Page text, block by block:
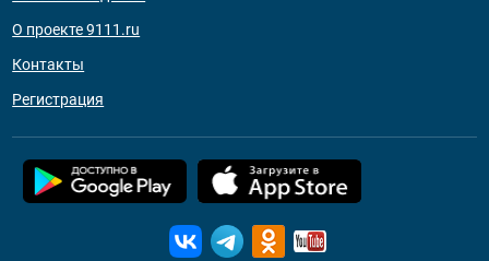
О проекте 9111.ru
Контакты
Регистрация